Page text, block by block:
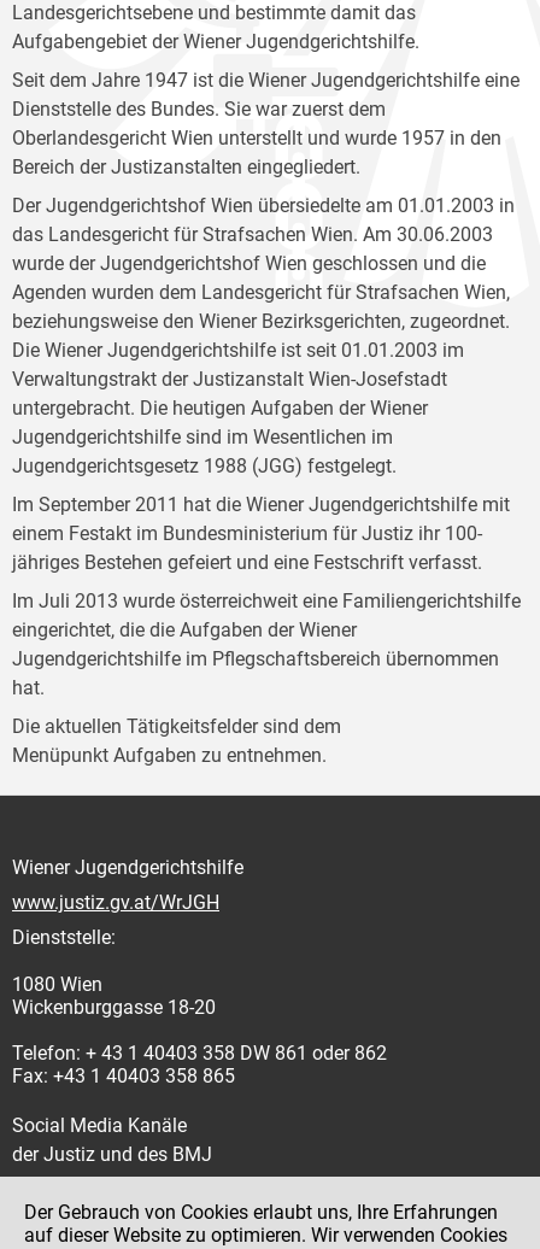
Landesgerichtsebene und bestimmte damit das
Aufgabengebiet der Wiener Jugendgerichtshilfe.
Seit dem Jahre 1947 ist die Wiener Jugendgerichtshilfe eine
Dienststelle des Bundes. Sie war zuerst dem
Oberlandesgericht Wien unterstellt und wurde 1957 in den
Bereich der Justizanstalten eingegliedert.
Der Jugendgerichtshof Wien übersiedelte am 01.01.2003 in
das Landesgericht für Strafsachen Wien. Am 30.06.2003
wurde der Jugendgerichtshof Wien geschlossen und die
Agenden wurden dem Landesgericht für Strafsachen Wien,
beziehungsweise den Wiener Bezirksgerichten, zugeordnet.
Die Wiener Jugendgerichtshilfe ist seit 01.01.2003 im
Verwaltungstrakt der Justizanstalt Wien-Josefstadt
untergebracht. Die heutigen Aufgaben der Wiener
Jugendgerichtshilfe sind im Wesentlichen im
Jugendgerichtsgesetz 1988 (JGG) festgelegt.
Im September 2011 hat die Wiener Jugendgerichtshilfe mit
einem Festakt im Bundesministerium für Justiz ihr 100-
jähriges Bestehen gefeiert und eine Festschrift verfasst.
Im Juli 2013 wurde österreichweit eine Familiengerichtshilfe
eingerichtet, die die Aufgaben der Wiener
Jugendgerichtshilfe im Pflegschaftsbereich übernommen
hat.
Die aktuellen Tätigkeitsfelder sind dem
Menüpunkt Aufgaben zu entnehmen.
Wiener Jugendgerichtshilfe
www.justiz.gv.at/WrJGH
Dienststelle:
1080 Wien
Wickenburggasse 18-20
Telefon: + 43 1 40403 358 DW 861 oder 862
Fax: +43 1 40403 358 865
Social Media Kanäle
der Justiz und des BMJ
Der Gebrauch von Cookies erlaubt uns, Ihre Erfahrungen
auf dieser Website zu optimieren. Wir verwenden Cookies